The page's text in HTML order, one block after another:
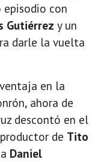
episodio con
Gutiérrez y un
darle la vuelta
en la
ahora de
descontó en el
de Tito
Daniel